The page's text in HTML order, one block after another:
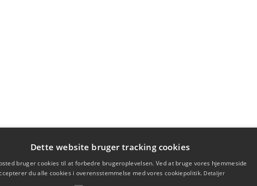
Dette website bruger tracking cookies
bruger cookies til at forbedre brugeroplevelsen. Ved at bruge vores hjemmeside
du alle cookies i overensstemmelse med vores cookiepolitik. Detaljer